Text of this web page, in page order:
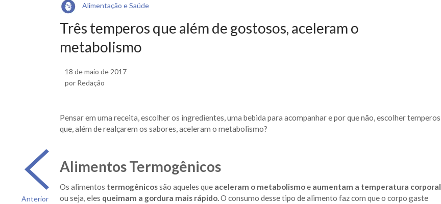
Anterior
Alimentação e Saúde
Três temperos que além de gostosos, aceleram o
metabolismo
18 de maio de 2017
por Redação
Pensar em uma receita, escolher os ingredientes, uma bebida para acompanhar e por que não, escolher temperos
que, além de realçarem os sabores, aceleram o metabolismo?
Alimentos Termogênicos
Os alimentos termogênicossão aqueles que aceleram o metabolismoe aumentam a temperatura corporal
ou seja, eles queimam a gordura mais rápido.O consumo desse tipo de alimento faz com que o corpo gaste